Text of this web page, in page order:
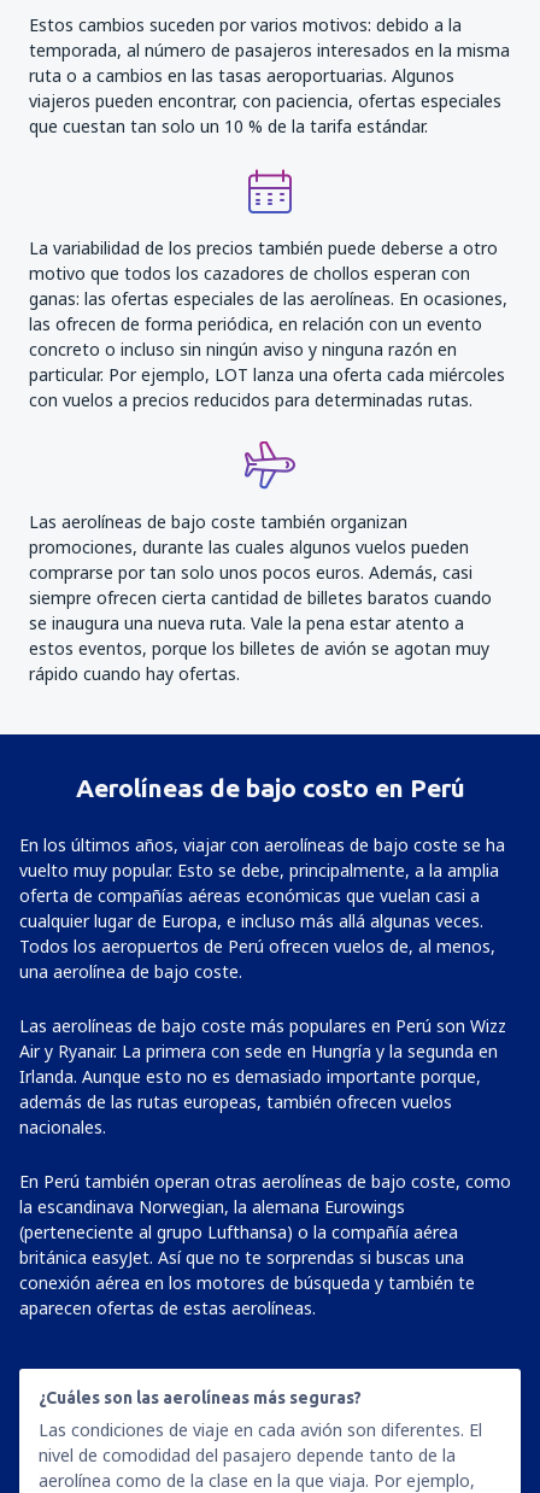
Estos cambios suceden por varios motivos: debido a la
temporada, al número de pasajeros interesados en la misma
ruta o a cambios en las tasas aeroportuarias. Algunos
viajeros pueden encontrar, con paciencia, ofertas especiales
que cuestan tan solo un 10 % de la tarifa estándar.
La variabilidad de los precios también puede deberse a otro
motivo que todos los cazadores de chollos esperan con
ganas: las ofertas especiales de las aerolíneas. En ocasiones,
las ofrecen de forma periódica, en relación con un evento
concreto o incluso sin ningún aviso y ninguna razón en
particular. Por ejemplo, LOT lanza una oferta cada miércoles
con vuelos a precios reducidos para determinadas rutas.
Las aerolíneas de bajo coste también organizan
promociones, durante las cuales algunos vuelos pueden
comprarse por tan solo unos pocos euros. Además, casi
siempre ofrecen cierta cantidad de billetes baratos cuando
se inaugura una nueva ruta. Vale la pena estar atento a
estos eventos, porque los billetes de avión se agotan muy
rápido cuando hay ofertas.
Aerolíneas de bajo costo en Perú
En los últimos años, viajar con aerolíneas de bajo coste se ha
vuelto muy popular. Esto se debe, principalmente, a la amplia
oferta de compañías aéreas económicas que vuelan casi a
cualquier lugar de Europa, e incluso más allá algunas veces.
Todos los aeropuertos de Perú ofrecen vuelos de, al menos,
una aerolínea de bajo coste.
Las aerolíneas de bajo coste más populares en Perú son Wizz
Air y Ryanair. La primera con sede en Hungría y la segunda en
Irlanda. Aunque esto no es demasiado importante porque,
además de las rutas europeas, también ofrecen vuelos
nacionales.
En Perú también operan otras aerolíneas de bajo coste, como
la escandinava Norwegian, la alemana Eurowings
(perteneciente al grupo Lufthansa) o la compañía aérea
británica easyJet. Así que no te sorprendas si buscas una
conexión aérea en los motores de búsqueda y también te
aparecen ofertas de estas aerolíneas.
¿Cuáles son las aerolíneas más seguras?
Las condiciones de viaje en cada avión son diferentes. El
nivel de comodidad del pasajero depende tanto de la
aerolínea como de la clase en la que viaja. Por ejemplo,